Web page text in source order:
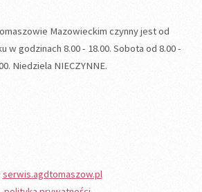
Mazowieckim czynny jest od
w godzinach 8.00 - 18.00. Sobota od 8.00 -
Niedziela NIECZYNNE.
serwis.agdtomaszow.pl